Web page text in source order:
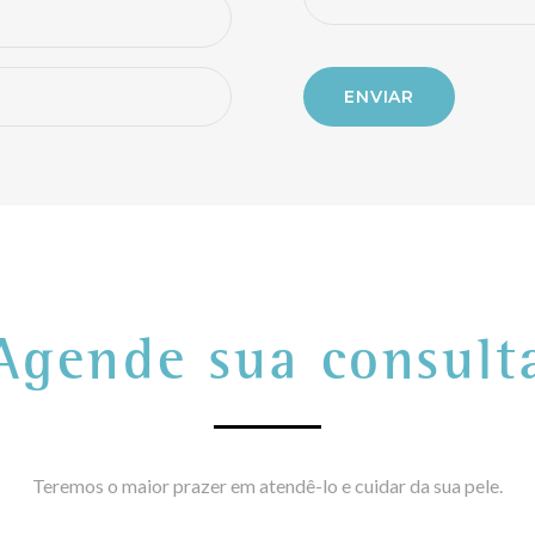
sua
Teremos o maior prazer em atendê-lo e cuidar da sua pele.